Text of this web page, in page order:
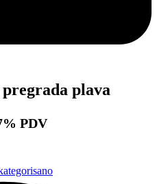
plava
PDV